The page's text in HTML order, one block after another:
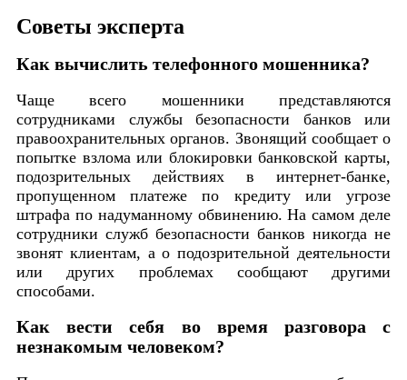
Советы эксперта
Как вычислить телефонного мошенника?
Чаще всего мошенники представляются
сотрудниками службы безопасности банков или
правоохранительных органов. Звонящий сообщает о
попытке взлома или блокировки банковской карты,
подозрительных действиях в интернет-банке,
пропущенном платеже по кредиту или угрозе
штрафа по надуманному обвинению. На самом деле
сотрудники служб безопасности банков никогда не
звонят клиентам, а о подозрительной деятельности
или других проблемах сообщают другими
способами.
Как вести себя во время разговора с
незнакомым человеком?